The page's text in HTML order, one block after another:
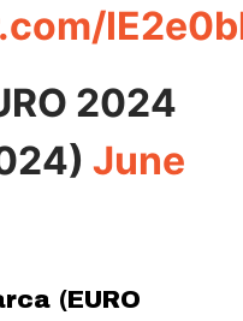
2024
June
(EURO